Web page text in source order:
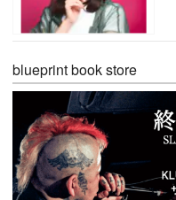
blueprint book store